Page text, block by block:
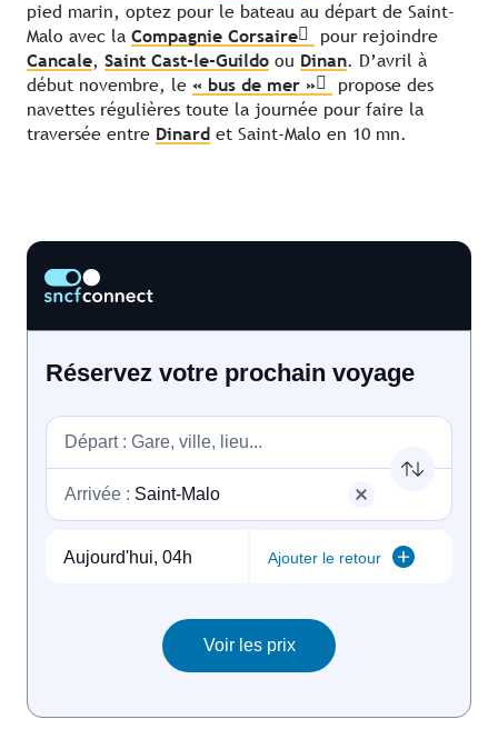
pied marin, optez pour le bateau au départ de Saint-
Malo avec la Compagnie Corsaire
pour rejoindre
Cancale, Saint Cast-le-Guildo ou Dinan. D’avril à
début novembre, le « bus de mer »
propose des
navettes régulières toute la journée pour faire la
traversée entre Dinard et Saint-Malo en 10 mn.